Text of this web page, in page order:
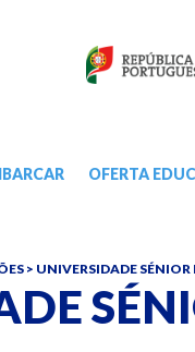
OFERTA
> UNIVERSIDADE SÉNIOR